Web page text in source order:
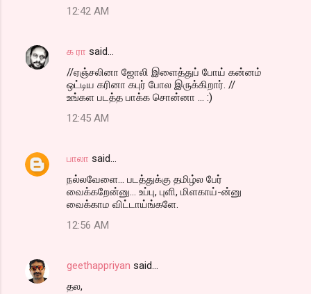
12:42 AM
க ரா said…
//ஏஞ்சலினா ஜோலி இளைத்துப் போய் கன்னம்
ஒட்டிய கரினா கபுர் போல இருக்கிறார். //
உங்கள படத்த பாக்க சொன்னா ... :)
12:45 AM
பாலா said…
நல்லவேளை... படத்துக்கு தமிழ்ல பேர்
வைக்கறேன்னு... உப்பு, புளி, மிளகாய்-ன்னு
வைக்காம விட்டாய்ங்களே.
12:56 AM
geethappriyan said…
தல,